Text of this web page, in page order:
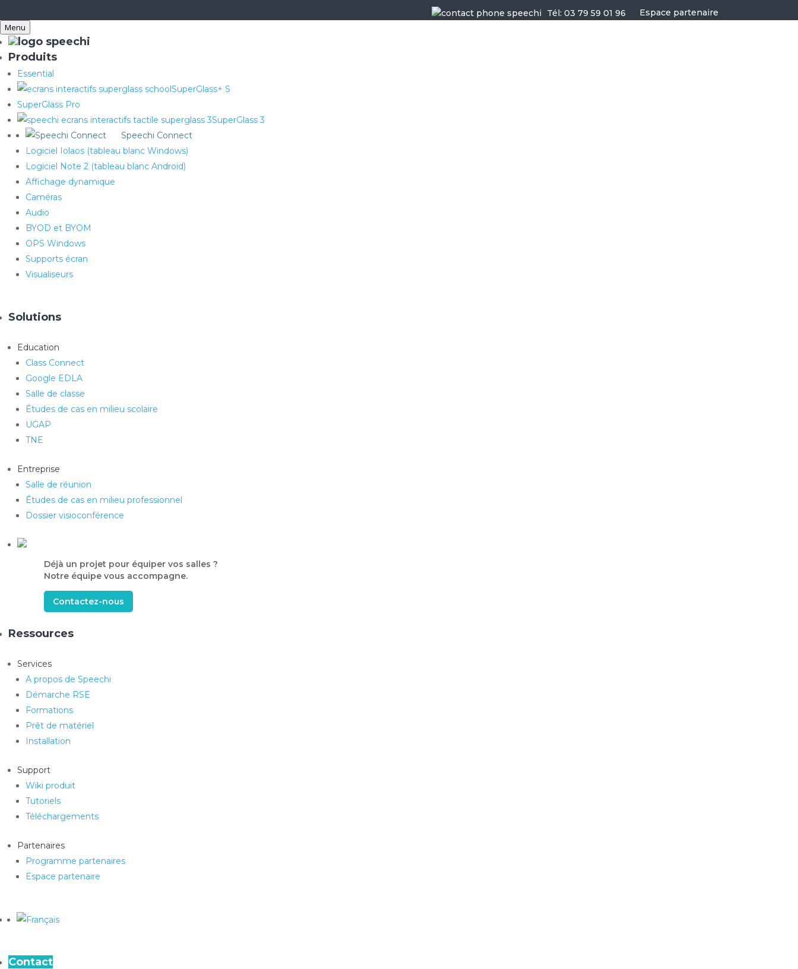
Tél: 03 79 59 01 96
Espace partenaire
Menu
Produits
Essential
SuperGlass+ S
SuperGlass Pro
SuperGlass 3
Speechi Connect
Logiciel Iolaos (tableau blanc Windows)
Logiciel Note 2 (tableau blanc Android)
Affichage dynamique
Caméras
Audio
BYOD et BYOM
OPS Windows
Supports écran
Visualiseurs
Solutions
Education
Class Connect
Google EDLA
Salle de classe
Études de cas en milieu scolaire
UGAP
TNE
Entreprise
Salle de réunion
Études de cas en milieu professionnel
Dossier visioconférence
Déjà un projet pour équiper vos salles ?
Notre équipe vous accompagne.
Contactez-nous
Ressources
Services
A propos de Speechi
Démarche RSE
Formations
Prêt de matériel
Installation
Support
Wiki produit
Tutoriels
Téléchargements
Partenaires
Programme partenaires
Espace partenaire
Contact